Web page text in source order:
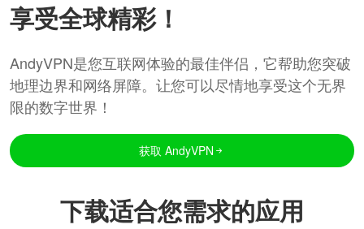
享受全球精彩！
AndyVPN是您互联网体验的最佳伴侣，它帮助您突破
地理边界和网络屏障。让您可以尽情地享受这个无界
限的数字世界！
获取 AndyVPN
下载适合您需求的应用